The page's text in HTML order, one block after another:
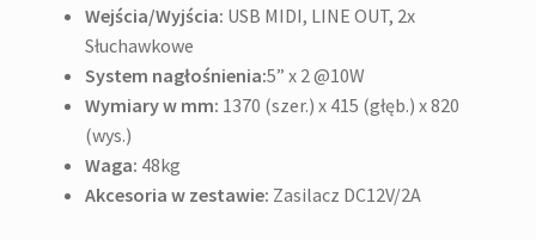
Wejścia/Wyjścia: USB MIDI, LINE OUT, 2x
Słuchawkowe
System nagłośnienia:5” x 2 @10W
Wymiary w mm: 1370 (szer.) x 415 (głęb.) x 820
(wys.)
Waga: 48kg
Akcesoria w zestawie: Zasilacz DC12V/2A